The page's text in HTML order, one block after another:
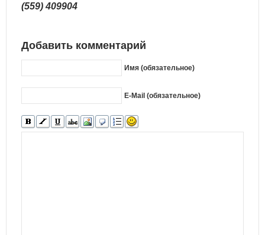
(559) 409904
Добавить комментарий
Имя (обязательное)
E-Mail (обязательное)